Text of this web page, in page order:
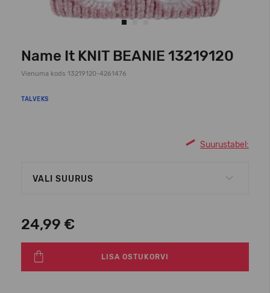
Name It KNIT BEANIE 13219120
Vienuma kods 13219120-4261476
TALVEKS
Suurustabel:
VALI SUURUS
24,99 €
LISA OSTUKORVI